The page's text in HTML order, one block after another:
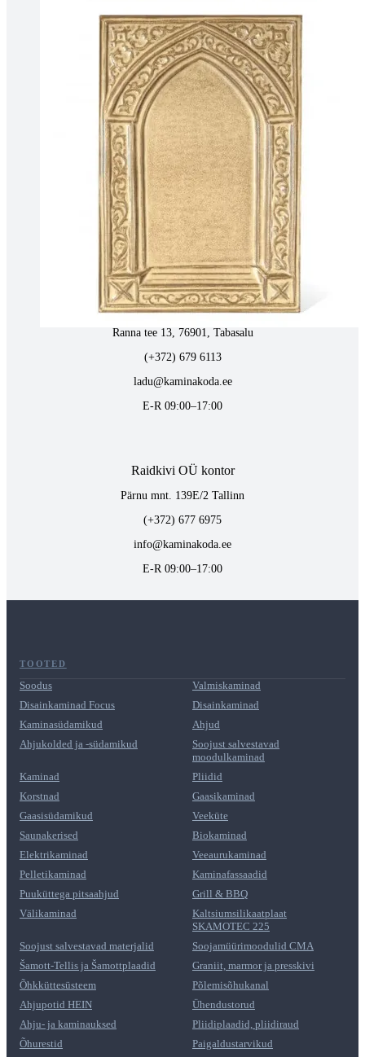
(+372) 677 6977
kaminakoda@kaminakoda.ee
E-R 10:00-18:30
Tartus kivi töötlemine
Tähe 127E, Tartu
(+372) 747 7107
vaino@raidkivi.ee
E-R 09:00–17:00
Tabasalus kamina ladu
Ranna tee 13, 76901, Tabasalu
(+372) 679 6113
ladu@kaminakoda.ee
E-R 09:00–17:00
Raidkivi OÜ kontor
Pärnu mnt. 139E/2 Tallinn
(+372) 677 6975
info@kaminakoda.ee
E-R 09:00–17:00
TOOTED
Soodus
Valmiskaminad
Disainkaminad Focus
Disainkaminad
Kaminasüdamikud
Ahjud
Ahjukolded ja -südamikud
Soojust salvestavad
moodulkaminad
Kaminad
Pliidid
Korstnad
Gaasikaminad
Gaasisüdamikud
Veeküte
Saunakerised
Biokaminad
Elektrikaminad
Veeaurukaminad
Pelletikaminad
Kaminafassaadid
Puuküttega pitsaahjud
Grill & BBQ
Välikaminad
Kaltsiumsilikaatplaat
SKAMOTEC 225
Soojust salvestavad materjalid
Soojamüürimoodulid CMA
Šamott-Tellis ja Šamottplaadid
Graniit, marmor ja presskivi
Õhkküttesüsteem
Põlemisõhukanal
Ahjupotid HEIN
Ühendustorud
Ahju- ja kaminauksed
Pliidiplaadid, pliidiraud
Õhurestid
Paigaldustarvikud